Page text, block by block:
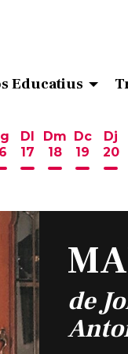
Educatius
14 d'agost
15 d'agost
16
Dl
17
Dilluns 17
Dm
18
Dimarts 18
Dc
19
Dj
20
de